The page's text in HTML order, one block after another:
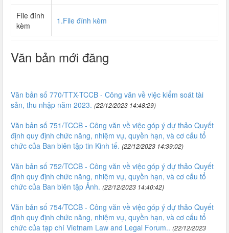
File đính
kèm
1.File đính kèm
Văn bản mới đăng
Văn bản số 770/TTX-TCCB - Công văn về việc kiểm soát tài
sản, thu nhập năm 2023. (22/12/2023 14:48:29)
Văn bản số 751/TCCB - Công văn về việc góp ý dự thảo Quyết
định quy định chức năng, nhiệm vụ, quyền hạn, và cơ cấu tổ
chức của Ban biên tập tin Kinh tế. (22/12/2023 14:39:02)
Văn bản số 752/TCCB - Công văn về việc góp ý dự thảo Quyết
định quy định chức năng, nhiệm vụ, quyền hạn, và cơ cấu tổ
chức của Ban biên tập Ảnh. (22/12/2023 14:40:42)
Văn bản số 754/TCCB - Công văn về việc góp ý dự thảo Quyết
định quy định chức năng, nhiệm vụ, quyền hạn, và cơ cấu tổ
chức của tạp chí Vietnam Law and Legal Forum.. (22/12/2023